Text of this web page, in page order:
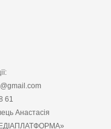
61
Анастасія